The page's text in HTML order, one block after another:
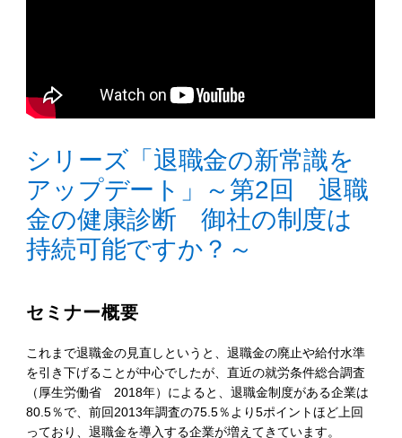
シリーズ「退職金の新常識を
アップデート」～第2回 退職
金の健康診断 御社の制度は
持続可能ですか？～
セミナー概要
これまで退職金の見直しというと、退職金の廃止や給付水準
を引き下げることが中心でしたが、直近の就労条件総合調査
（厚生労働省 2018年）によると、退職金制度がある企業は
80.5％で、前回2013年調査の75.5％より5ポイントほど上回
っており、退職金を導入する企業が増えてきています。